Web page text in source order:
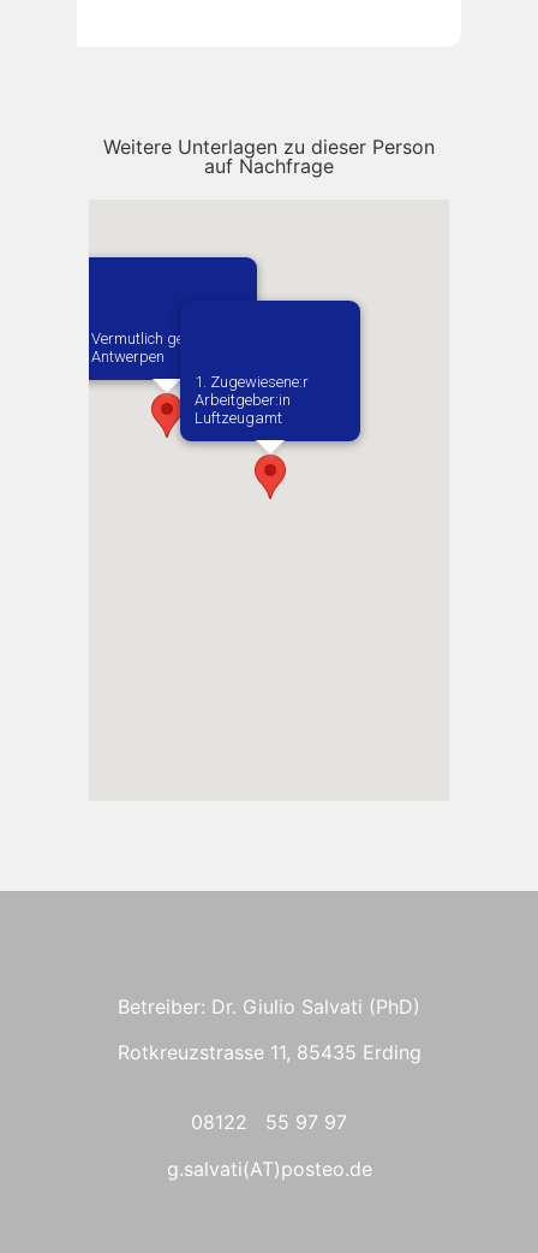
Weitere Unterlagen zu dieser Person
auf Nachfrage
Vermutlich geboren in
Antwerpen
1. Zugewiesene:r
Arbeitgeber:in​
Luftzeugamt
Betreiber: Dr. Giulio Salvati (PhD)
Rotkreuzstrasse 11, 85435 Erding
08122 55 97 97
g.salvati(AT)posteo.de